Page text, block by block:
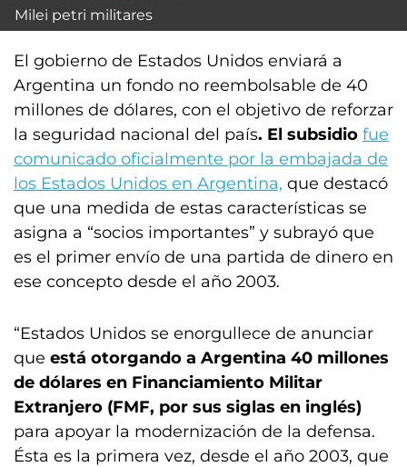
Milei petri militares
El gobierno de Estados Unidos enviará a
Argentina un fondo no reembolsable de 40
millones de dólares, con el objetivo de reforzar
la seguridad nacional del país. El subsidio fue
comunicado oficialmente por la embajada de
los Estados Unidos en Argentina, que destacó
que una medida de estas características se
asigna a “socios importantes” y subrayó que
es el primer envío de una partida de dinero en
ese concepto desde el año 2003.
“Estados Unidos se enorgullece de anunciar
que está otorgando a Argentina 40 millones
de dólares en Financiamiento Militar
Extranjero (FMF, por sus siglas en inglés)
para apoyar la modernización de la defensa.
Ésta es la primera vez, desde el año 2003, que